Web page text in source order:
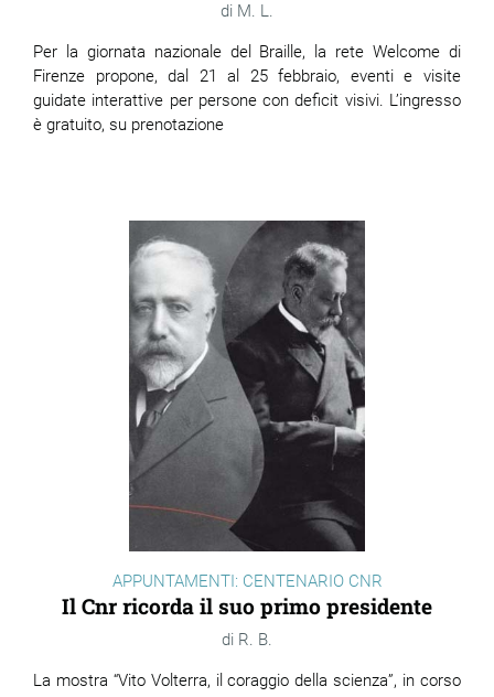
M. L.
Per la giornata nazionale del Braille, la rete Welcome di
Firenze propone, dal 21 al 25 febbraio, eventi e visite
guidate interattive per persone con deficit visivi. L’ingresso
è gratuito, su prenotazione
APPUNTAMENTI: CENTENARIO CNR
Il Cnr ricorda il suo primo presidente
R. B.
La mostra “Vito Volterra, il coraggio della scienza”, in corso